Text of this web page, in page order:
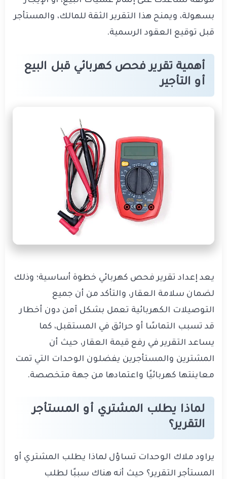
بسهولة، ويمنح هذا التقرير الثقة للمالك، والمستأجر
قبل توقيع العقود الرسمية.
أهمية تقرير فحص كهربائي قبل البيع
أو التأجير
يعد إعداد تقرير فحص كهربائي خطوة أساسية؛ وذلك
لضمان سلامة العقار، والتأكد من أن جميع
التوصيلات الكهربائية تعمل بشكل آمن دون أخطار
قد تسبب التماسًا أو حرائق في المستقبل، كما
يساعد التقرير في رفع قيمة العقار، حيث أن
المشترين والمستأجرين يفضلون الوحدات التي تمت
معاينتها كهربائيًا واعتمادها من جهة متخصصة.
لماذا يطلب المشتري أو المستأجر
التقرير؟
يراود ملاك الوحدات تساؤل لماذا يطلب المشتري أو
المستأجر التقرير؟ حيث أنه هناك سببًا لطلب